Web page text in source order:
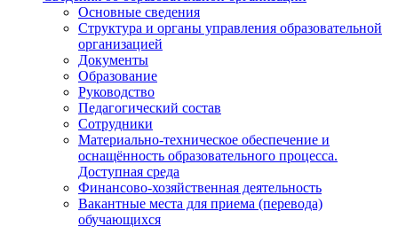
Основные сведения
Структура и органы управления образовательной
организацией
Документы
Образование
Руководство
Педагогический состав
Сотрудники
Материально-техническое обеспечение и
оснащённость образовательного процесса.
Доступная среда
Финансово-хозяйственная деятельность
Вакантные места для приема (перевода)
обучающихся